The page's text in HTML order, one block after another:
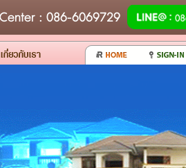
: 086-6069729